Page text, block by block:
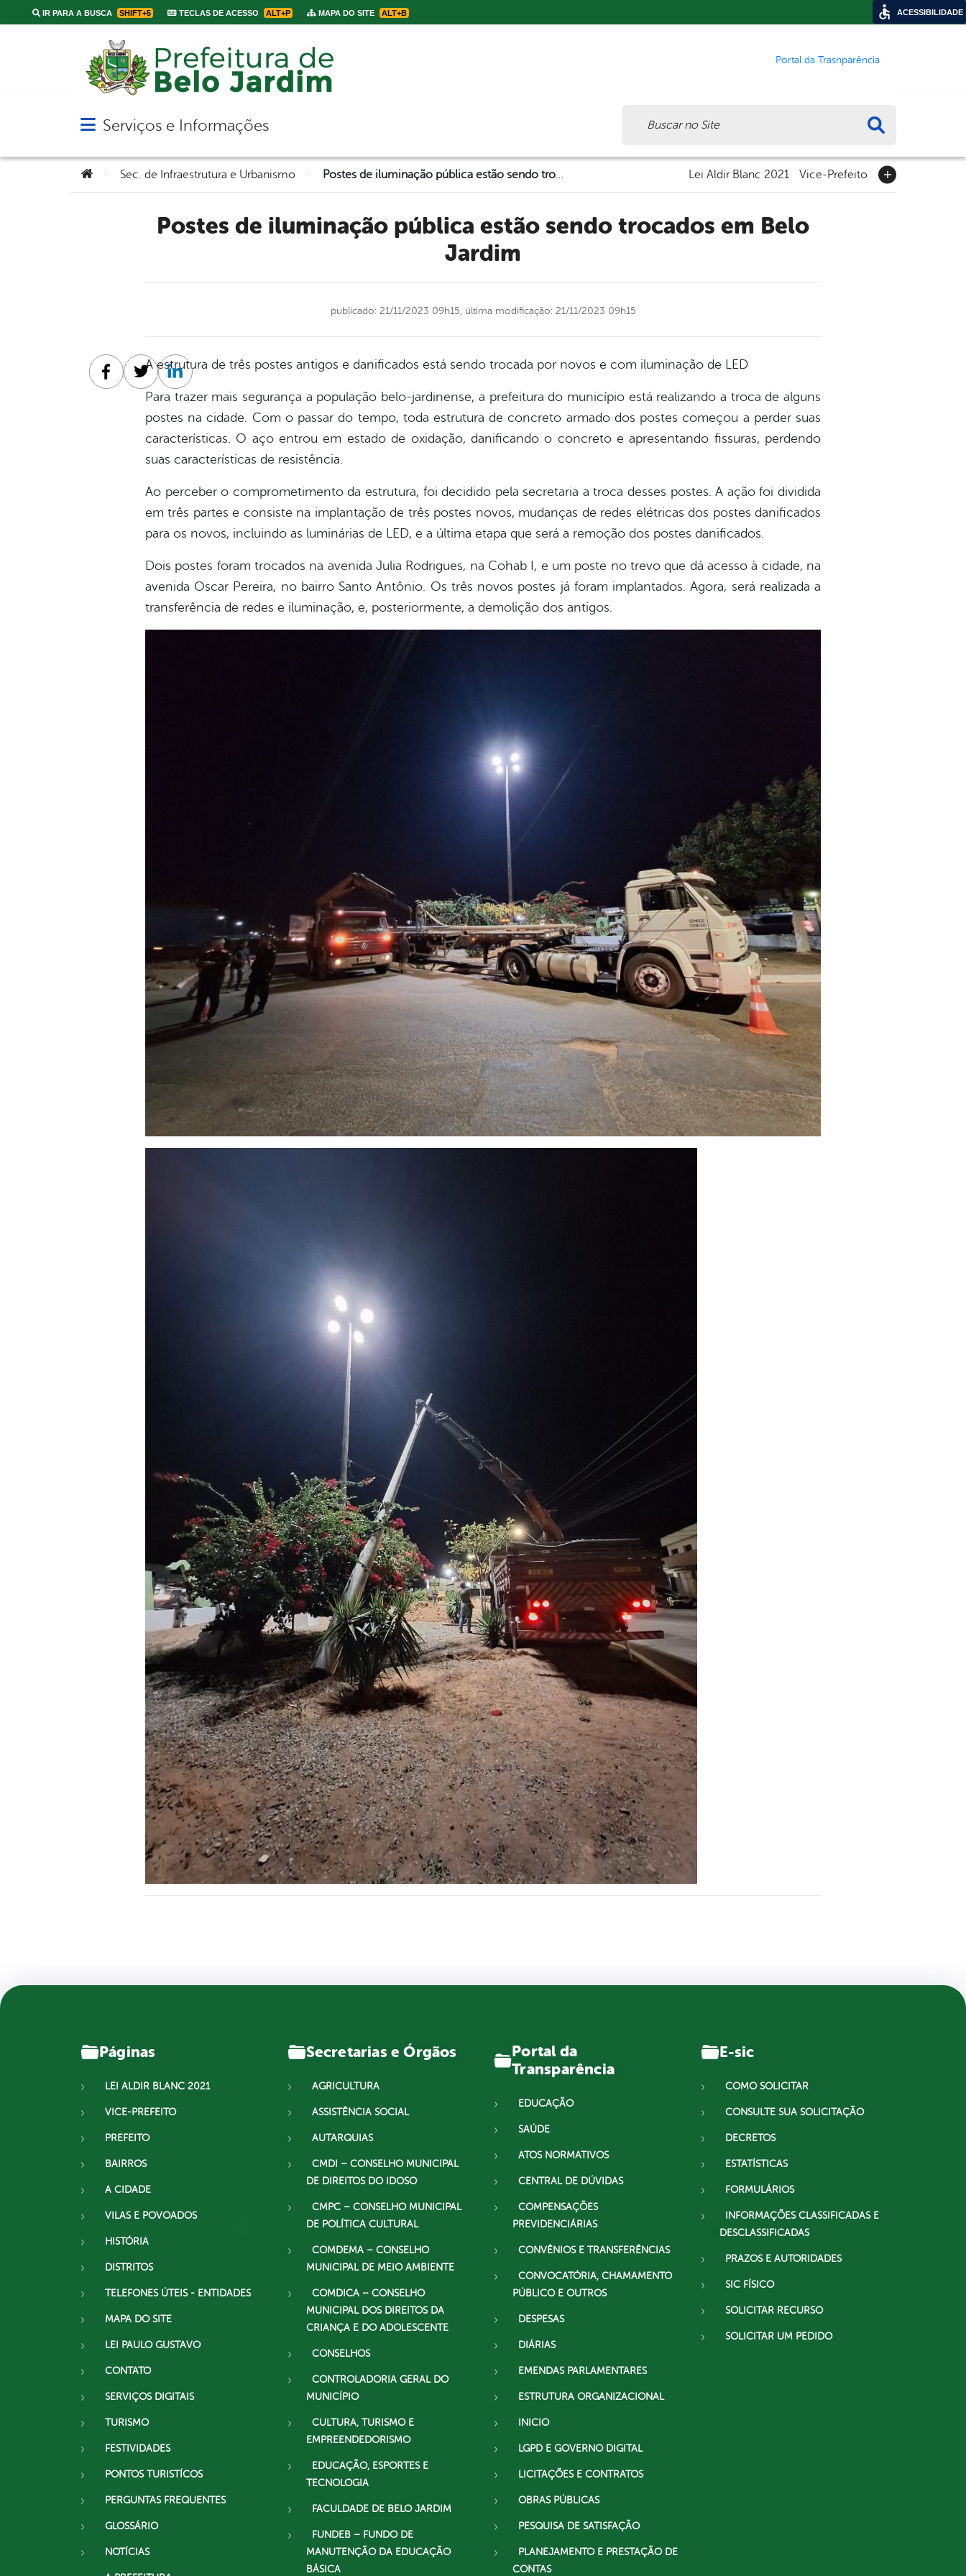
IR PARA A BUSCA SHIFT+5 TECLAS DE ACESSO ALT+P MAPA DO SITE ALT+B
Portal da Trasnparência
Abrir menu principal de navegação
Serviços e Informações
Você está aqui:Sec. de Infraestrutura e Urbanismo Lei Aldir Blanc 2021 Vice-Prefeito
Postes de iluminação pública estão sendo trocados em Belo
Jardim
publicado: 21/11/2023 09h15, última modificação: 21/11/2023 09h15
A estrutura de três postes antigos e danificados está sendo trocada por novos e com iluminação de LED
Para trazer mais segurança a população belo-jardinense, a prefeitura do município está realizando a troca de alguns
postes na cidade. Com o passar do tempo, toda estrutura de concreto armado dos postes começou a perder suas
características. O aço entrou em estado de oxidação, danificando o concreto e apresentando fissuras, perdendo
suas características de resistência.
Ao perceber o comprometimento da estrutura, foi decidido pela secretaria a troca desses postes. A ação foi dividida
em três partes e consiste na implantação de três postes novos, mudanças de redes elétricas dos postes danificados
para os novos, incluindo as luminárias de LED, e a última etapa que será a remoção dos postes danificados.
Dois postes foram trocados na avenida Julia Rodrigues, na Cohab I, e um poste no trevo que dá acesso à cidade, na
avenida Oscar Pereira, no bairro Santo Antônio. Os três novos postes já foram implantados. Agora, será realizada a
transferência de redes e iluminação, e, posteriormente, a demolição dos antigos.
Facebook
TwitterLinkedin
Páginas
LEI ALDIR BLANC 2021
VICE-PREFEITO
PREFEITO
BAIRROS
A CIDADE
VILAS E POVOADOS
HISTÓRIA
DISTRITOS
TELEFONES ÚTEIS - ENTIDADES
MAPA DO SITE
LEI PAULO GUSTAVO
CONTATO
SERVIÇOS DIGITAIS
TURISMO
FESTIVIDADES
PONTOS TURISTÍCOS
PERGUNTAS FREQUENTES
GLOSSÁRIO
NOTÍCIAS
Secretarias e Órgãos
AGRICULTURA
ASSISTÊNCIA SOCIAL
AUTARQUIAS
CMDI – CONSELHO MUNICIPAL
DE DIREITOS DO IDOSO
CMPC – CONSELHO MUNICIPAL
DE POLÍTICA CULTURAL
COMDEMA – CONSELHO
MUNICIPAL DE MEIO AMBIENTE
COMDICA – CONSELHO
MUNICIPAL DOS DIREITOS DA
CRIANÇA E DO ADOLESCENTE
CONSELHOS
CONTROLADORIA GERAL DO
MUNICÍPIO
CULTURA, TURISMO E
EMPREENDEDORISMO
EDUCAÇÃO, ESPORTES E
TECNOLOGIA
FACULDADE DE BELO JARDIM
FUNDEB – FUNDO DE
MANUTENÇÃO DA EDUCAÇÃO
BÁSICA
Portal da
Transparência
EDUCAÇÃO
SAÚDE
ATOS NORMATIVOS
CENTRAL DE DÚVIDAS
COMPENSAÇÕES
PREVIDENCIÁRIAS
CONVÊNIOS E TRANSFERÊNCIAS
CONVOCATÓRIA, CHAMAMENTO
PÚBLICO E OUTROS
DESPESAS
DIÁRIAS
EMENDAS PARLAMENTARES
ESTRUTURA ORGANIZACIONAL
INICIO
LGPD E GOVERNO DIGITAL
LICITAÇÕES E CONTRATOS
OBRAS PÚBLICAS
PESQUISA DE SATISFAÇÃO
PLANEJAMENTO E PRESTAÇÃO DE
CONTAS
E-sic
COMO SOLICITAR
CONSULTE SUA SOLICITAÇÃO
DECRETOS
ESTATÍSTICAS
FORMULÁRIOS
INFORMAÇÕES CLASSIFICADAS E
DESCLASSIFICADAS
PRAZOS E AUTORIDADES
SIC FÍSICO
SOLICITAR RECURSO
SOLICITAR UM PEDIDO
ACESSIBILIDADE